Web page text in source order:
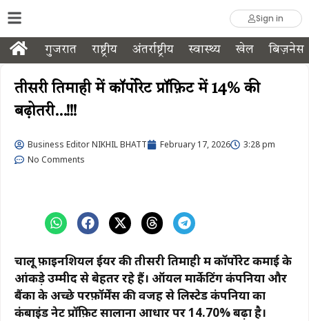
Sign in
गुजरात राष्ट्रीय अंतर्राष्ट्रीय स्वास्थ्य खेल बिज़नेस
तीसरी तिमाही में कॉर्पोरेट प्रॉफ़िट में 14% की
बढ़ोतरी…!!!
Business Editor NIKHIL BHATT February 17, 2026
3:28 pm
No Comments
चालू फ़ाइनेंशियल ईयर की तीसरी तिमाही में कॉर्पोरेट कमाई के
आंकड़े उम्मीद से बेहतर रहे हैं। ऑयल मार्केटिंग कंपनियों और
बैंकों के अच्छे परफ़ॉर्मेंस की वजह से लिस्टेड कंपनियों का
कंबाइंड नेट प्रॉफ़िट सालाना आधार पर 14.70% बढ़ा है।